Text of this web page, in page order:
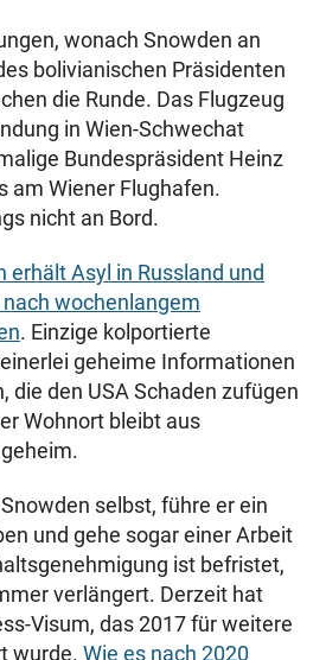
wonach Snowden an
bolivianischen Präsidenten
die Runde. Das Flugzeug
in Wien-Schwechat
Bundespräsident Heinz
am Wiener Flughafen.
nicht an Bord.
erhält Asyl in Russland und
wochenlangem
. Einzige kolportierte
geheime Informationen
die den USA Schaden zufügen
Wohnort bleibt aus
selbst, führe er ein
und gehe sogar einer Arbeit
ist befristet,
verlängert. Derzeit hat
Visum, das 2017 für weitere
wurde. Wie es nach 2020